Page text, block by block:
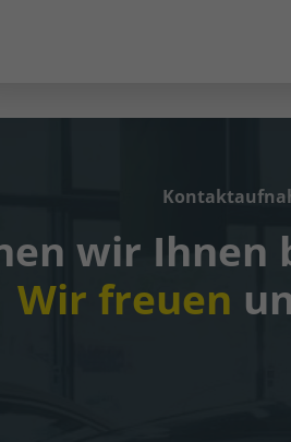
wir Ihnen
Wir freuen